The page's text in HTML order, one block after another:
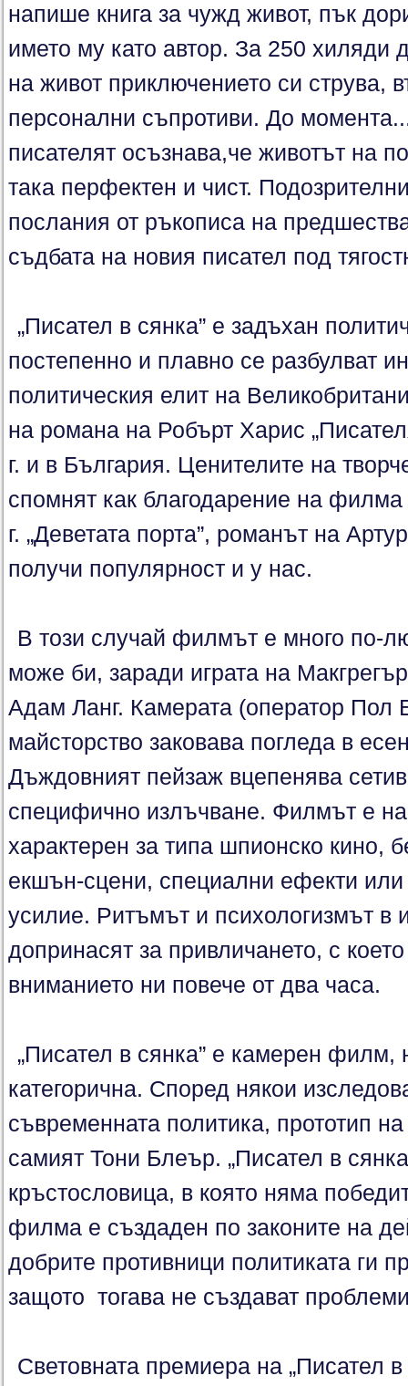
напише книга за чужд живот, пък
името му като автор. За 250 хиляди
на живот приключението си струва,
персонални съпротиви. До
писателят осъзнава,че животът на
така перфектен и чист.
послания от ръкописа на
съдбата на новия писател под
„Писател в сянка” е задъхан
постепенно и плавно се разбулват
политическия елит на
на романа на Робърт Харис
г. и в България. Ценителите на
спомнят как благодарение на
г. „Деветата порта”, романът на
получи популярност и у нас.
В този случай филмът е много по-
може би, заради играта на
Адам Ланг. Камерата (оператор Пол
майсторство заковава погледа в
Дъждовният пейзаж вцепенява
специфично излъчване. Филмът е
характерен за типа шпионско кино,
екшън-сцени, специални ефекти или
усилие. Ритъмът и психологизмът в
допринасят за привличането, с
вниманието ни повече от два часа.
„Писател в сянка” е камерен филм,
категорична. Според някои
съвременната политика, прототип
самият Тони Блеър. „Писател в
кръстословица, в която няма
филма е създаден по законите на
добрите противници политиката ги
защото тогава не създават
Световната премиера на „Писател в